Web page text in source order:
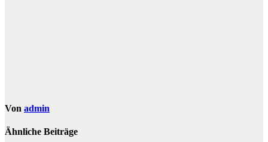
Von admin
Ähnliche Beiträge